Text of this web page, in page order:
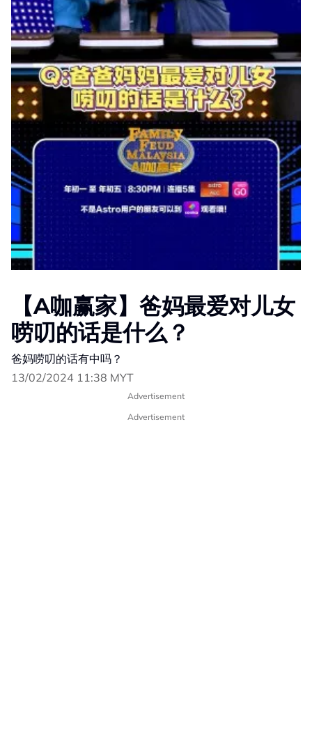
【A咖赢家】爸妈最爱对儿女
唠叨的话是什么？
爸妈唠叨的话有中吗？
13/02/2024 11:38 MYT
Advertisement
Advertisement